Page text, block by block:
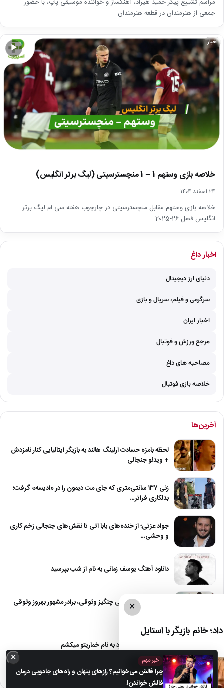
جمعی از هنرمندان در قطعه هنرمندان…
▶
اخبار
خلاصه بازی وستهم 1 – 1 منچسترسیتی (لیگ برتر انگلیس)
۲۴ اسفند ۱۴۰۴
خلاصه بازی وستهم مقابل منچسترسیتی در چارچوب هفته سی ام لیگ برتر
انگلیس فصل 26-2025
اخبار داغ
دنیای ارز دیجیتال
سرگرمی و فیلم، سریال و بازی
اخبار ایران
مرجع ورزش و فوتبال
مصاحبه های داغ
خلاصه بازی فوتبال
آخرین‌ها
لحظه بامزه حسادت ارلینگ هالند به بازیگر ایتالیایی کنار نامزدش
+ ویدئو جنجالی
زنی ۱۳۷ سانتی‌متری که جای مت دیمون را در «ادیسه» گرفت؛
بدلکاری فراتر…
جواد عزتی؛ از خنده‌های بابا اتی تا نقش‌های جنجالی زخم کاری
و وحشی…
دانلود آهنگ یوسف زمانی به نام از شب بپرسید
بستری شدن ناگهانی چنگیز وثوقی، برادر مشهور بهروز وثوقی
در بیمارستان!
دانلود آهنگ معین زد به نام خماریتو میکشم
×
خانم بازیگر با استایل
×
خبر مهم
چرا فالش می‌خوانیم؟ رازهای پنهان و راه‌های جادویی درمان
فالش خواندن!